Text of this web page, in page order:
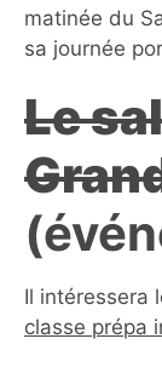
matinée du
sa journée
Le
Il intéressera
classe prépa